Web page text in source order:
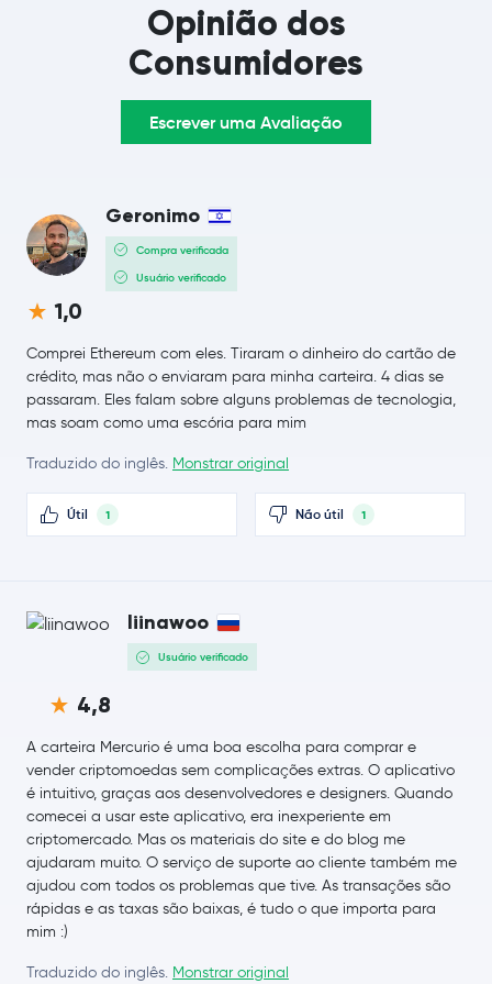
TRX
Cardano ADA
Stellar Lumens XLM
Toncoin TON
Litecoin LTC
SHIBA INU
Avalanche AVAX
Sui
Uniswap UNI
NEAR Protocol NEAR
OKB
Opinião dos
Consumidores
Escrever uma Avaliação
Geronimo
Compra verificada
Usuário verificado
1,0
Comprei Ethereum com eles. Tiraram o dinheiro do cartão de
crédito, mas não o enviaram para minha carteira. 4 dias se
passaram. Eles falam sobre alguns problemas de tecnologia,
mas soam como uma escória para mim
Traduzido do inglês. Monstrar original
Útil 1 Não útil 1
liinawoo
Usuário verificado
4,8
A carteira Mercurio é uma boa escolha para comprar e
vender criptomoedas sem complicações extras. O aplicativo
é intuitivo, graças aos desenvolvedores e designers. Quando
comecei a usar este aplicativo, era inexperiente em
criptomercado. Mas os materiais do site e do blog me
ajudaram muito. O serviço de suporte ao cliente também me
ajudou com todos os problemas que tive. As transações são
rápidas e as taxas são baixas, é tudo o que importa para
mim :)
Traduzido do inglês. Monstrar original